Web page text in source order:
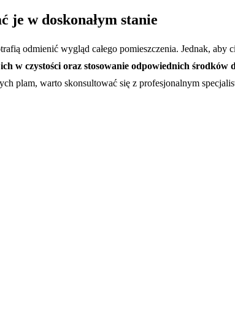
w doskonałym stanie
odmienić wygląd całego pomieszczenia. Jednak, aby
w czystości oraz stosowanie odpowiednich środków
plam, warto skonsultować się z profesjonalnym